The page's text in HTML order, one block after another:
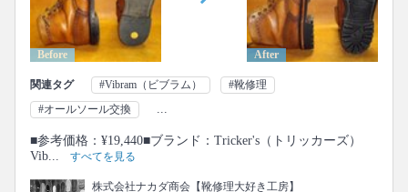
Before After
関連タグ #Vibram（ビブラム）
#靴修理
#オールソール交換
...
■参考価格：¥19,440■ブランド：Tricker's（トリッカーズ）
Vib...
すべてを見る
株式会社ナカダ商会【靴修理大好き工房】